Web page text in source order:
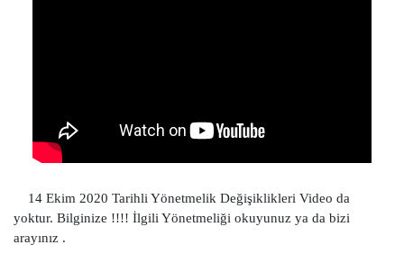
14 Ekim 2020 Tarihli Yönetmelik Değişiklikleri Video da
yoktur. Bilginize !!!! İlgili Yönetmeliği okuyunuz ya da bizi
arayınız .